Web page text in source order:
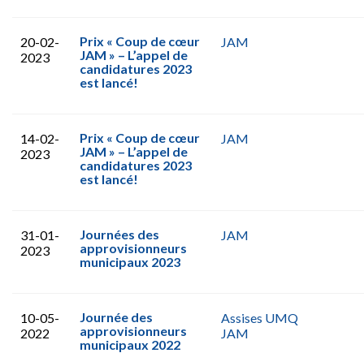
20-02-
2023
Prix « Coup de cœur
JAM » – L’appel de
candidatures 2023
est lancé!
JAM
14-02-
2023
Prix « Coup de cœur
JAM » – L’appel de
candidatures 2023
est lancé!
JAM
31-01-
2023
Journées des
approvisionneurs
municipaux 2023
JAM
10-05-
2022
Journée des
approvisionneurs
municipaux 2022
Assises UMQ
JAM